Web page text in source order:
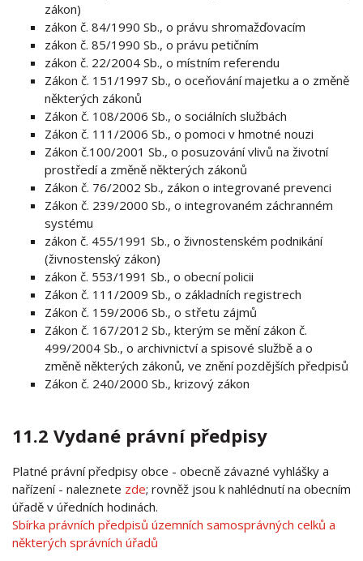
zákon)
zákon č. 84/1990 Sb., o právu shromažďovacím
zákon č. 85/1990 Sb., o právu petičním
zákon č. 22/2004 Sb., o místním referendu
Zákon č. 151/1997 Sb., o oceňování majetku a o změně
některých zákonů
Zákon č. 108/2006 Sb., o sociálních službách
Zákon č. 111/2006 Sb., o pomoci v hmotné nouzi
Zákon č.100/2001 Sb., o posuzování vlivů na životní
prostředí a změně některých zákonů
Zákon č. 76/2002 Sb., zákon o integrované prevenci
Zákon č. 239/2000 Sb., o integrovaném záchranném
systému
zákon č. 455/1991 Sb., o živnostenském podnikání
(živnostenský zákon)
zákon č. 553/1991 Sb., o obecní policii
Zákon č. 111/2009 Sb., o základních registrech
Zákon č. 159/2006 Sb., o střetu zájmů
Zákon č. 167/2012 Sb., kterým se mění zákon č.
499/2004 Sb., o archivnictví a spisové službě a o
změně některých zákonů, ve znění pozdějších předpisů
Zákon č. 240/2000 Sb., krizový zákon
11.2 Vydané právní předpisy
Platné právní předpisy obce - obecně závazné vyhlášky a
nařízení - naleznete zde; rovněž jsou k nahlédnutí na obecním
úřadě v úředních hodinách.
Sbírka právních předpisů územních samosprávných celků a
některých správních úřadů